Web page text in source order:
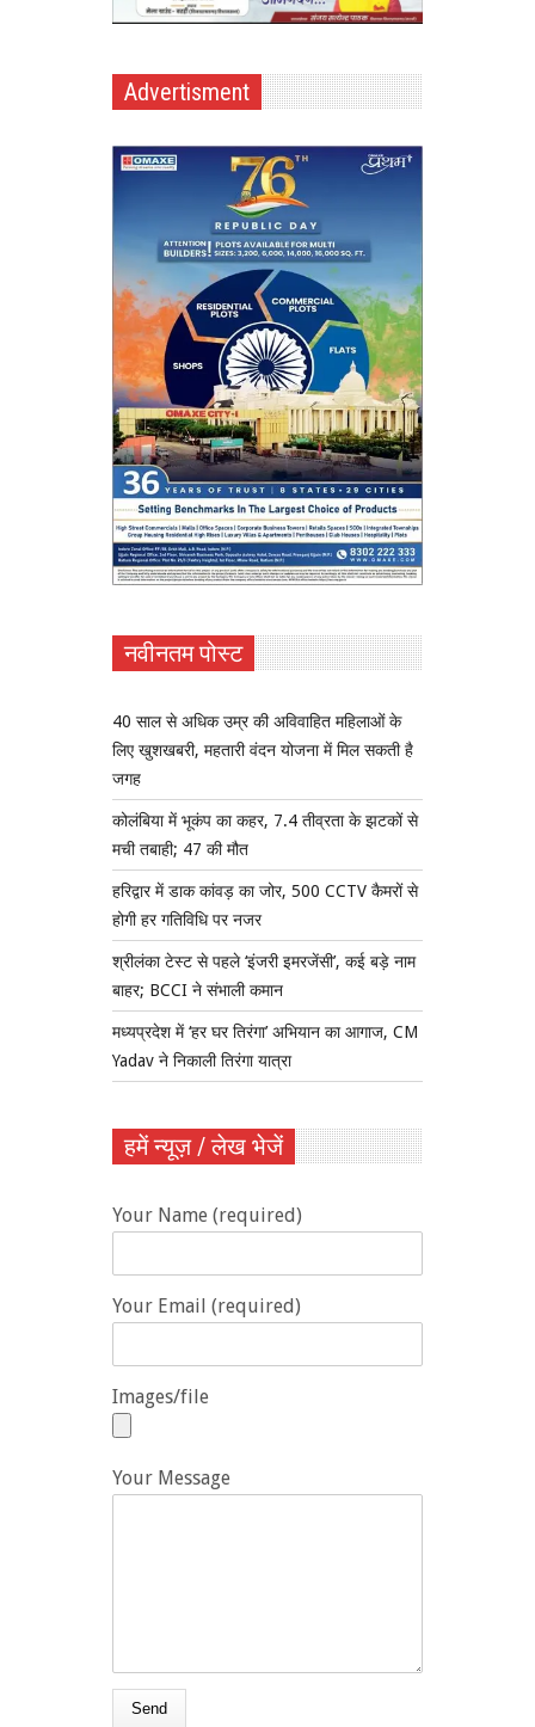
Advertisment
नवीनतम पोस्ट
40 साल से अधिक उम्र की अविवाहित महिलाओं के
लिए खुशखबरी, महतारी वंदन योजना में मिल सकती है
जगह
कोलंबिया में भूकंप का कहर, 7.4 तीव्रता के झटकों से
मची तबाही; 47 की मौत
हरिद्वार में डाक कांवड़ का जोर, 500 CCTV कैमरों से
होगी हर गतिविधि पर नजर
श्रीलंका टेस्ट से पहले ‘इंजरी इमरजेंसी’, कई बड़े नाम
बाहर; BCCI ने संभाली कमान
मध्यप्रदेश में ‘हर घर तिरंगा’ अभियान का आगाज, CM
Yadav ने निकाली तिरंगा यात्रा
हमें न्यूज़ / लेख भेजें
Your Name (required)
Your Email (required)
Images/file
Your Message